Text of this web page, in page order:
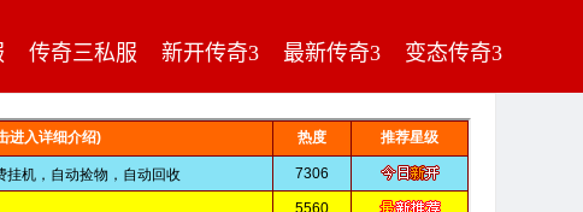
传奇三私服 新开传奇3 最新传奇3 变态传奇3